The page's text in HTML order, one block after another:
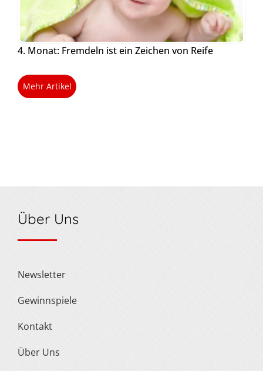
4. Monat: Fremdeln ist ein Zeichen von Reife
Mehr Artikel
Über Uns
Newsletter
Gewinnspiele
Kontakt
Über Uns